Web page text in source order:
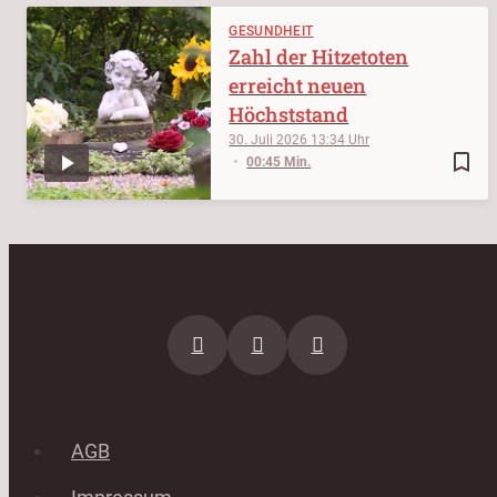
GESUNDHEIT
bookmark_border
30. Juli 2026 13:34
00:45 Min.
Zahl der Hitzetoten
erreicht neuen
Höchststand
AGB